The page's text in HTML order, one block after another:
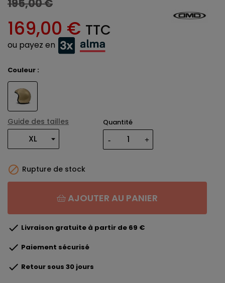
195,00 €
169,00 € TTC
ou payez en
Couleur :
Guide des tailles Quantité
 Rupture de stock
AJOUTER AU PANIER
 Livraison gratuite à partir de 69 €
 Paiement sécurisé
 Retour sous 30 jours